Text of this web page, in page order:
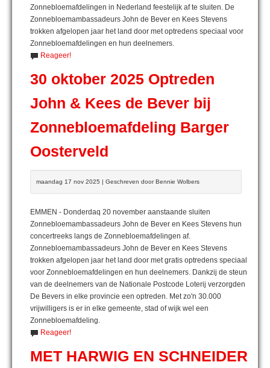
Zonnebloemafdelingen in Nederland feestelijk af te sluiten. De
Zonnebloemambassadeurs John de Bever en Kees Stevens
trokken afgelopen jaar het land door met optredens speciaal voor
Zonnebloemafdelingen en hun deelnemers.
Reageer!
30 oktober 2025 Optreden
John & Kees de Bever bij
Zonnebloemafdeling Barger
Oosterveld
maandag 17 nov 2025 | Geschreven door Bennie Wolbers
EMMEN - Donderdaq 20 november aanstaande sluiten
Zonnebloemambassadeurs John de Bever en Kees Stevens hun
concertreeks langs de Zonnebloemafdelingen af.
Zonnebloemambassadeurs John de Bever en Kees Stevens
trokken afgelopen jaar het land door met gratis optredens speciaal
voor Zonnebloemafdelingen en hun deelnemers. Dankzij de steun
van de deelnemers van de Nationale Postcode Loterij verzorgden
De Bevers in elke provincie een optreden. Met zo'n 30.000
vrijwilligers is er in elke gemeente, stad of wijk wel een
Zonnebloemafdeling.
Reageer!
MET HARWIG EN SCHNEIDER